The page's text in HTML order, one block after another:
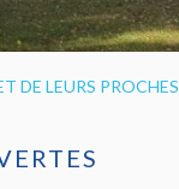
DE LEURS PROCHES